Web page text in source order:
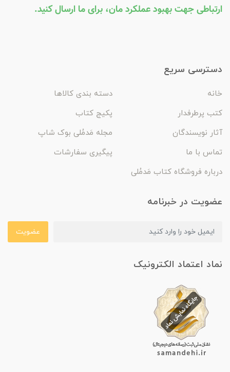
ارتباطی جهت بهبود عملکرد مان، برای ما ارسال کنید.
دسترسی سریع
خانه
دسته بندی کالاها
کتب پرطرفدار
پکیج کتاب
آثار نویسندگان
مجله مَدمُلی بوک شاپ
تماس با ما
پیگیری سفارشات
درباره فروشگاه کتاب مَدمُلی
عضویت در خبرنامه
عضویت
نماد اعتماد الکترونیک